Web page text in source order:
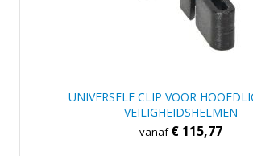
UNIVERSELE CLIP VOOR
VEILIGHEIDSHELMEN
vanaf€ 115,77